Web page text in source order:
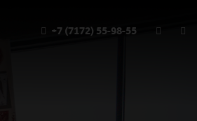
+7 (7172) 55-98-55